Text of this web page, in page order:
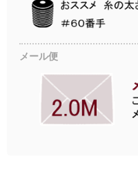
メール便